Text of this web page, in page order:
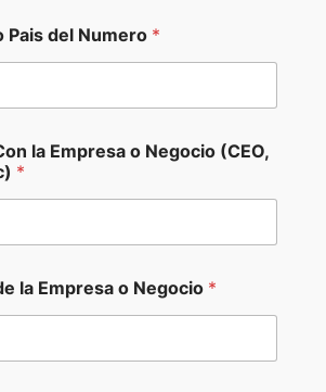
Pais del Numero *
la Empresa o Negocio (CEO,
*
la Empresa o Negocio *